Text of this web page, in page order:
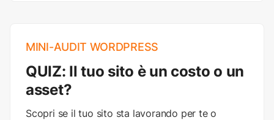
MINI-AUDIT WORDPRESS
QUIZ: Il tuo sito è un costo o un
asset?
Scopri se il tuo sito sta lavorando per te o